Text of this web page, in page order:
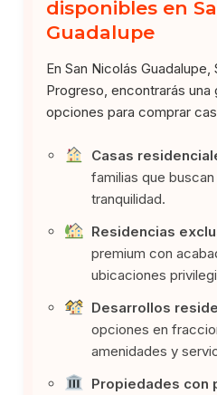
disponibles en
Guadalupe
En San Nicolás Guadalupe,
Progreso, encontrarás una
opciones para comprar
Casas
familias que
tranquilidad.
Residencias
premium con
ubicaciones
Desarrollos
opciones en
amenidades y
Propiedades con